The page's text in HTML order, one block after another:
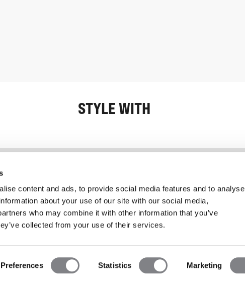
content and ads, to provide social media features and to analyse
about your use of our site with our social media,
who may combine it with other information that you’ve
collected from your use of their services.
Preferences Statistics Marketing
STYLE WITH